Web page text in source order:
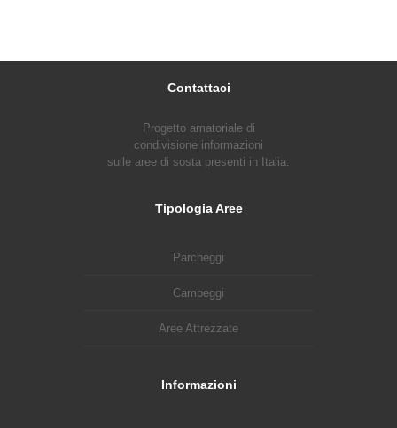
Contattaci
Progetto amatoriale di
condivisione informazioni
sulle aree di sosta presenti in Italia.
Tipologia Aree
Parcheggi
Campeggi
Aree Attrezzate
Informazioni